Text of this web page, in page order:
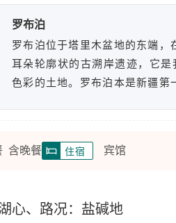
罗布泊
罗布泊位于塔里木盆地的东端，
耳朵轮廓状的古溯岸遗迹，它
色彩的土地。罗布泊本是新疆第
含晚餐 住宿 宾馆
心、路况：盐碱地